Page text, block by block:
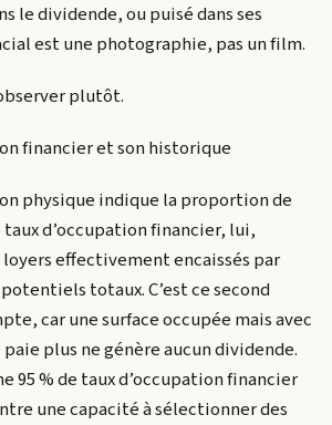
le dividende, ou puisé dans ses
est une photographie, pas un film.
plutôt.
financier et son historique
physique indique la proportion de
taux d’occupation financier, lui,
effectivement encaissés par
totaux. C’est ce second
car une surface occupée mais avec
plus ne génère aucun dividende.
95 % de taux d’occupation financier
une capacité à sélectionner des